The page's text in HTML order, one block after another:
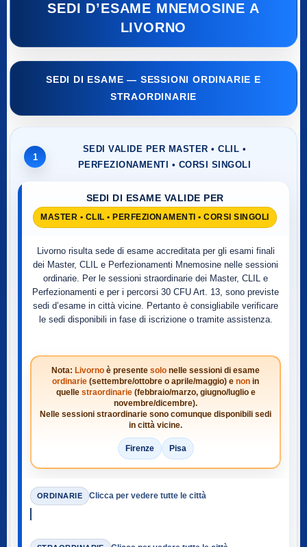
SEDI D’ESAME MNEMOSINE A
LIVORNO
SEDI DI ESAME — SESSIONI ORDINARIE E
STRAORDINARIE
1
SEDI VALIDE PER MASTER • CLIL •
PERFEZIONAMENTI • CORSI SINGOLI
SEDI DI ESAME VALIDE PER
MASTER • CLIL • PERFEZIONAMENTI • CORSI SINGOLI
Livorno risulta sede di esame accreditata per gli esami finali
dei Master, CLIL e Perfezionamenti Mnemosine nelle sessioni
ordinarie. Per le sessioni straordinarie dei Master, CLIL e
Perfezionamenti e per i percorsi 30 CFU Art. 13, sono previste
sedi d’esame in città vicine. Pertanto è consigliabile verificare
le sedi disponibili in fase di iscrizione o tramite assistenza.
Nota: Livorno è presente solo nelle sessioni di esame
ordinarie (settembre/ottobre o aprile/maggio) e non in
quelle straordinarie(febbraio/marzo, giugno/luglio e
novembre/dicembre).
Nelle sessioni straordinarie sono comunque disponibili sedi
in città vicine.
Firenze Pisa
ORDINARIE Clicca per vedere tutte le città